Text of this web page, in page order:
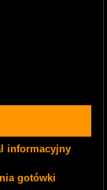
informacyjny
gotówki